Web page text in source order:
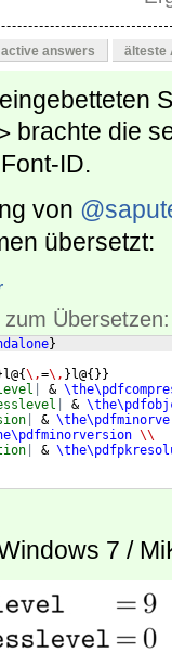
active answers älteste
brachte die
ID.
von
übersetzt:
Übersetzen:
}
l@{\,=\, } l@{ }}
&
&
&
\\
&
7 /